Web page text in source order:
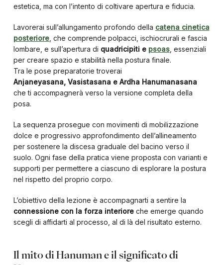
estetica, ma con l’intento di coltivare apertura e fiducia.
Lavorerai sull’allungamento profondo della catena cinetica
posteriore, che comprende polpacci, ischiocrurali e fascia
lombare, e sull’apertura di quadricipiti e psoas, essenziali
per creare spazio e stabilità nella postura finale.
Tra le pose preparatorie troverai
Anjaneyasana, Vasistasana e Ardha Hanumanasana
che ti accompagnerà verso la versione completa della
posa.
La sequenza prosegue con movimenti di mobilizzazione
dolce e progressivo approfondimento dell’allineamento
per sostenere la discesa graduale del bacino verso il
suolo. Ogni fase della pratica viene proposta con varianti e
supporti per permettere a ciascuno di esplorare la postura
nel rispetto del proprio corpo.
L’obiettivo della lezione è accompagnarti a sentire la
connessione con la forza interioreche emerge quando
scegli di affidarti al processo, al di là del risultato esterno.
Il mito di Hanuman e il significato di